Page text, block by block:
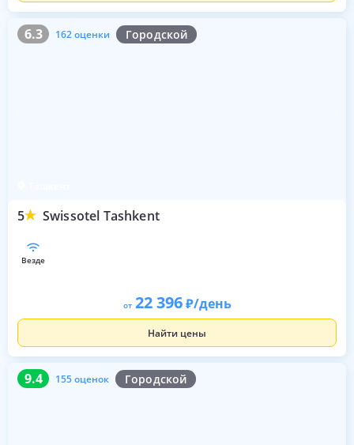
6.3 162 оценки Городской
5 Swissotel Tashkent
6.3 162 оценки
везде
от 22 396 /день
Найти цены
9.4 155 оценок Городской
9.4 155 оценок